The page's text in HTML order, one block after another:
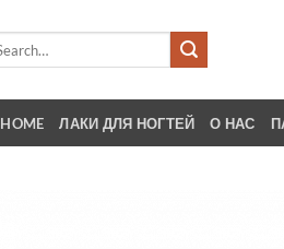
HOME ЛАКИ ДЛЯ НОГТЕЙ О НАС